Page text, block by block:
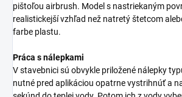
pištoľou airbrush. Model s nastriekaným
realistickejší vzhľad než natretý štetcom
farbe plastu.
Práca s nálepkami
V stavebnici sú obvykle priložené nálepky
nutné pred aplikáciou opatrne vystrihnúť a